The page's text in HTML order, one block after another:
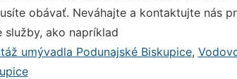
obávať. Neváhajte a kontaktujte nás
služby, ako napríklad
umývadla Podunajské Biskupice,